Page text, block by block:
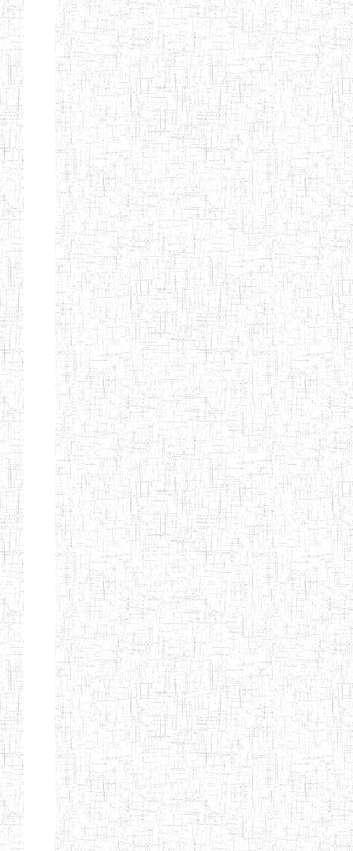
Afficher Page 13 sur 13 Total: 307
Début Préc. 4 5 6 7 8
9
13
Suivant Fin
GTTC
BANGEM
08/12/1997 ENIEG Public
GTTC
FONTEM
25/09/2000 ENIEG Public
GTTC
MAMFE
03/11/1983 ENIEG Public
GBTTC
KUMBA
25/08/1978 ENIEG Public
GTTTC
KUMBA
13/08/2013 ENIET Public
GTTC AKWA-
BAKASSI
27/08/2013 ENIEG Public
GTTC
MUNDEMBA
01/08/1997 ENIEG Public
Etablissements
d'enseignement
secondaire
technique
et
professionnel